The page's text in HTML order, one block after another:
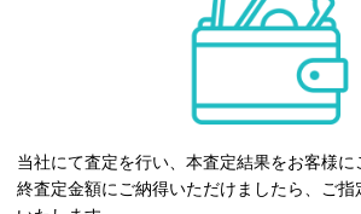
当社にて査定を行い、本査定結果をお客様
終査定金額にご納得いただけましたら、ご